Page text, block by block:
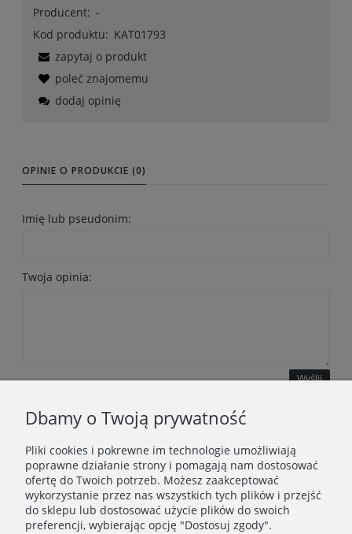
Producent: -
Kod produktu: KAT01793
zapytaj o produkt
poleć znajomemu
dodaj opinię
OPINIE O PRODUKCIE (0)
Imię lub pseudonim:
Twoja opinia:
Wyślij
WAŻNE INFORMACJE
POLECANE STRONY
Dbamy o Twoją prywatność
Pliki cookies i pokrewne im technologie umożliwiają
poprawne działanie strony i pomagają nam dostosować
ofertę do Twoich potrzeb. Możesz zaakceptować
wykorzystanie przez nas wszystkich tych plików i przejść
do sklepu lub dostosować użycie plików do swoich
preferencji, wybierając opcję "Dostosuj zgody".